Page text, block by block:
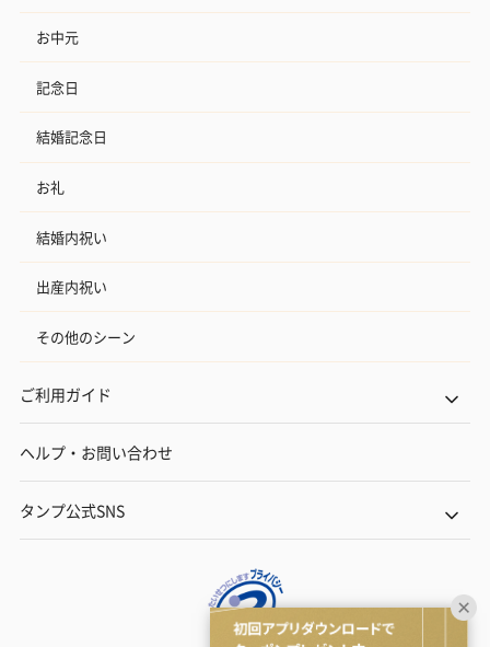
お中元
記念日
結婚記念日
お礼
結婚内祝い
出産内祝い
その他のシーン
ご利用ガイド
ヘルプ・お問い合わせ
タンプ公式SNS